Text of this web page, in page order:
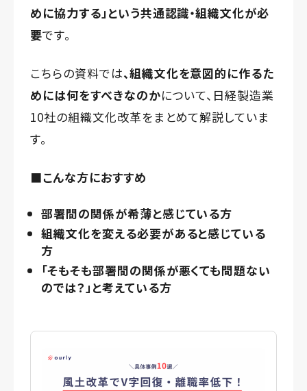
めに協力する」という共通認識・組織文化が必
要です。
こちらの資料では、組織文化を意図的に作るた
めには何をすべきなのかについて、日経製造業
10社の組織文化改革をまとめて解説していま
す。
■こんな方におすすめ
部署間の関係が希薄と感じている方
組織文化を変える必要があると感じている
方
「そもそも部署間の関係が悪くても問題ない
のでは？」と考えている方